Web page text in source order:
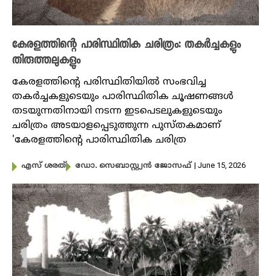
കേരളത്തിന്റെ പാരിസ്ഥിതിക ചരിത്രം: തകർച്ചകളും
തിരുത്തലുകളും
കേരളത്തിന്റെ പരിസ്ഥിതിയിൽ സംഭവിച്ച
തക‍ർച്ചകളുടെയും പാരിസ്ഥിതിക ചൂഷണങ്ങൾ
തടയുന്നതിനായി നടന്ന ഇടപെടലുകളുടെയും
ചരിത്രം അടയാളപ്പെടുത്തുന്ന പുസ്തകമാണ്
'കേരളത്തിന്റെ പാരിസ്ഥിതിക ചരിത്ര
എസ് ശരത് ഡോ. സെബാസ്റ്റ്യൻ ജോസഫ് | June 15, 2026